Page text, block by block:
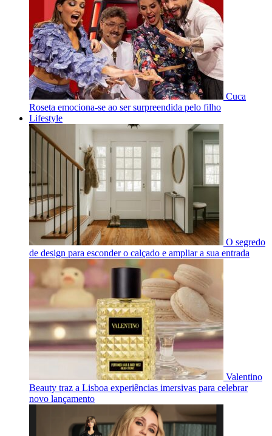
Cuca
Roseta emociona-se ao ser surpreendida pelo filho
Lifestyle
O segredo
de design para esconder o calçado e ampliar a sua entrada
Valentino
Beauty traz a Lisboa experiências imersivas para celebrar
novo lançamento